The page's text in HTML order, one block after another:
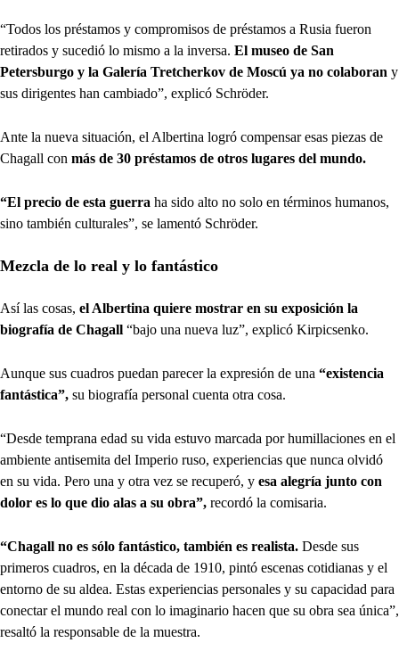
“Todos los préstamos y compromisos de préstamos a Rusia fueron
retirados y sucedió lo mismo a la inversa. El museo de San
Petersburgo y la Galería Tretcherkov de Moscú ya no colaboran y
sus dirigentes han cambiado”, explicó Schröder.
Ante la nueva situación, el Albertina logró compensar esas piezas de
Chagall con más de 30 préstamos de otros lugares del mundo.
“El precio de esta guerra ha sido alto no solo en términos humanos,
sino también culturales”, se lamentó Schröder.
Mezcla de lo real y lo fantástico
Así las cosas, el Albertina quiere mostrar en su exposición la
biografía de Chagall “bajo una nueva luz”, explicó Kirpicsenko.
Aunque sus cuadros puedan parecer la expresión de una “existencia
fantástica”, su biografía personal cuenta otra cosa.
“Desde temprana edad su vida estuvo marcada por humillaciones en el
ambiente antisemita del Imperio ruso, experiencias que nunca olvidó
en su vida. Pero una y otra vez se recuperó, y esa alegría junto con
dolor es lo que dio alas a su obra”, recordó la comisaria.
“Chagall no es sólo fantástico, también es realista. Desde sus
primeros cuadros, en la década de 1910, pintó escenas cotidianas y el
entorno de su aldea. Estas experiencias personales y su capacidad para
conectar el mundo real con lo imaginario hacen que su obra sea única”,
resaltó la responsable de la muestra.